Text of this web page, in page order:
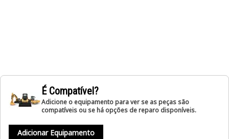
É Compatível?
Adicione o equipamento para ver se as peças são
compatíveis ou se há opções de reparo disponíveis.
Adicionar Equipamento